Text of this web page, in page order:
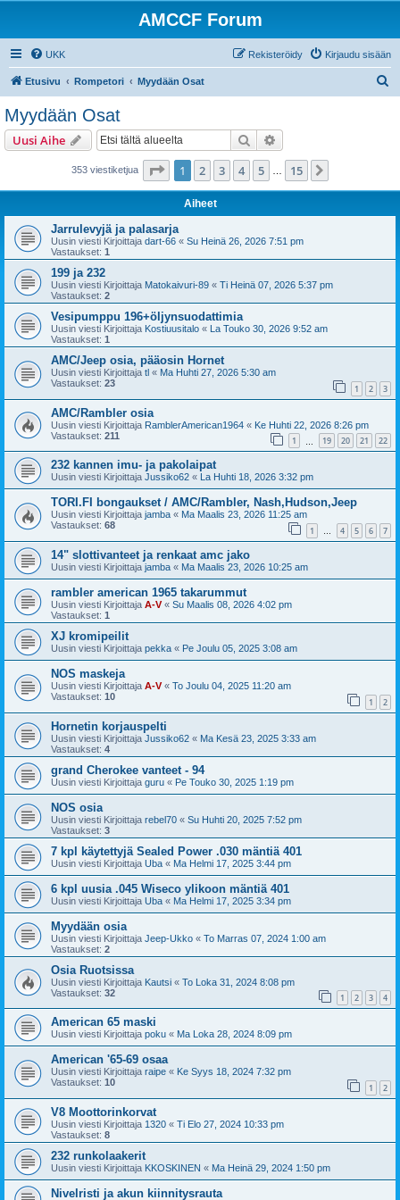
AMCCF Forum
UKK Kirjaudu sisään
Rekisteröidy
Etusivu Rompetori Myydään Osat
Myydään Osat
Uusi Aihe Etsi
353 viestiketjua Sivu /15
1 2 3 4 5 15
Aiheet
Jarrulevyjä ja palasarja
Uusin viesti Kirjoittaja dart-66 « Su Heinä 26, 2026 7:51 pm
Vastaukset: 1
199 ja 232
Uusin viesti Kirjoittaja Matokaivuri-89 « Ti Heinä 07, 2026 5:37 pm
Vastaukset: 2
Vesipumppu 196+öljynsuodattimia
Uusin viesti Kirjoittaja Kostiuusitalo « La Touko 30, 2026 9:52 am
Vastaukset: 1
AMC/Jeep osia, pääosin Hornet
Uusin viesti Kirjoittaja tl « Ma Huhti 27, 2026 5:30 am
Vastaukset: 23 1 2 3
AMC/Rambler osia
Uusin viesti Kirjoittaja RamblerAmerican1964 « Ke Huhti 22, 2026 8:26 pm
Vastaukset: 211 1 19 20 21 22
232 kannen imu- ja pakolaipat
Uusin viesti Kirjoittaja Jussiko62 « La Huhti 18, 2026 3:32 pm
TORI.FI bongaukset / AMC/Rambler, Nash,Hudson,Jeep
Uusin viesti Kirjoittaja jamba « Ma Maalis 23, 2026 11:25 am
Vastaukset: 68 1 … 4 5 6 7
14" slottivanteet ja renkaat amc jako
Uusin viesti Kirjoittaja jamba « Ma Maalis 23, 2026 10:25 am
rambler american 1965 takarummut
Uusin viesti Kirjoittaja A-V« Su Maalis 08, 2026 4:02 pm
Vastaukset: 1
XJ kromipeilit
Uusin viesti Kirjoittaja pekka « Pe Joulu 05, 2025 3:08 am
NOS maskeja
Uusin viesti Kirjoittaja A-V« To Joulu 04, 2025 11:20 am
Vastaukset: 10 1 2
Hornetin korjauspelti
Uusin viesti Kirjoittaja Jussiko62 « Ma Kesä 23, 2025 3:33 am
Vastaukset: 4
grand Cherokee vanteet - 94
Uusin viesti Kirjoittaja guru « Pe Touko 30, 2025 1:19 pm
NOS osia
Uusin viesti Kirjoittaja rebel70 « Su Huhti 20, 2025 7:52 pm
Vastaukset: 3
7 kpl käytettyjä Sealed Power .030 mäntiä 401
Uusin viesti Kirjoittaja Uba « Ma Helmi 17, 2025 3:44 pm
6 kpl uusia .045 Wiseco ylikoon mäntiä 401
Uusin viesti Kirjoittaja Uba « Ma Helmi 17, 2025 3:34 pm
Myydään osia
Uusin viesti Kirjoittaja Jeep-Ukko « To Marras 07, 2024 1:00 am
Vastaukset: 2
Osia Ruotsissa
Uusin viesti Kirjoittaja Kautsi « To Loka 31, 2024 8:08 pm
Vastaukset: 32 1 2 3 4
American 65 maski
Uusin viesti Kirjoittaja poku « Ma Loka 28, 2024 8:09 pm
American '65-69 osaa
Uusin viesti Kirjoittaja raipe « Ke Syys 18, 2024 7:32 pm
Vastaukset: 10 1 2
V8 Moottorinkorvat
Uusin viesti Kirjoittaja 1320 « Ti Elo 27, 2024 10:33 pm
Vastaukset: 8
232 runkolaakerit
Uusin viesti Kirjoittaja KKOSKINEN « Ma Heinä 29, 2024 1:50 pm
Nivelristi ja akun kiinnitysrauta